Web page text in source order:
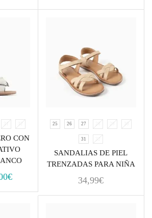
31 32
CON
€
25 26 27 28 29 30
31 32
SANDALIAS DE PIEL
TRENZADAS PARA NIÑA
34,99€